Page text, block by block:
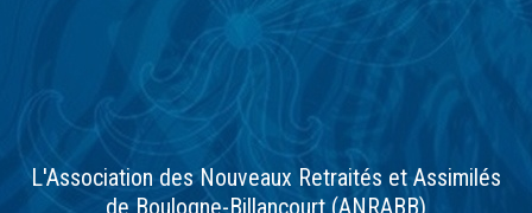
L'Association des Nouveaux Retraités et Assimilés
de Boulogne-Billancourt (ANRABB)